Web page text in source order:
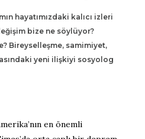
hayatımızdaki kalıcı izleri
bize ne söylüyor?
Bireyselleşme, samimiyet,
yeni ilişkiyi sosyolog
en önemli